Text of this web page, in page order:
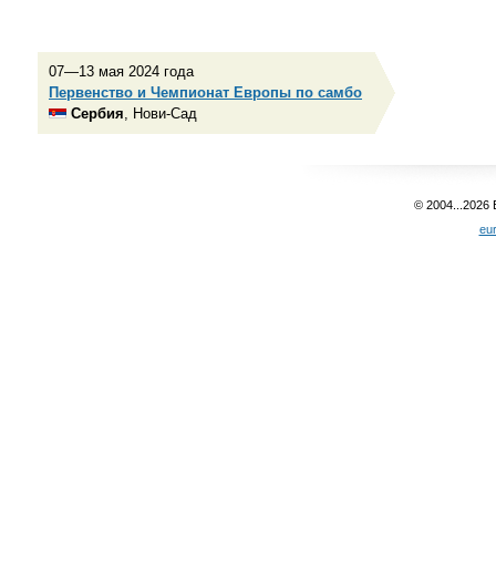
07—13 мая 2024 года
Первенство и Чемпионат Европы по самбо
Сербия , Нови-Сад
© 2004...2026